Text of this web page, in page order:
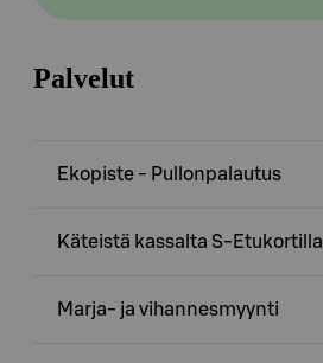
Palvelut
Ekopiste - Pullonpalautus
Käteistä kassalta S-Etukortilla
Marja- ja vihannesmyynti